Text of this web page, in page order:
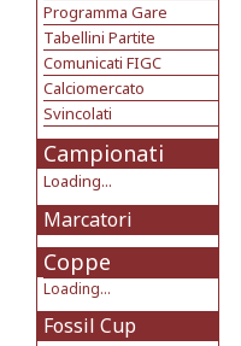
Programma Gare
Tabellini Partite
Comunicati FIGC
Calciomercato
Svincolati
Campionati
Loading...
Marcatori
Coppe
Loading...
Fossil Cup